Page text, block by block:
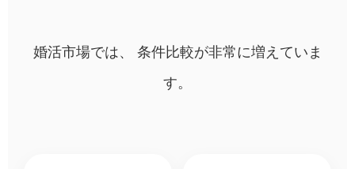
婚活市場では、 条件比較が非常に増えていま
す。